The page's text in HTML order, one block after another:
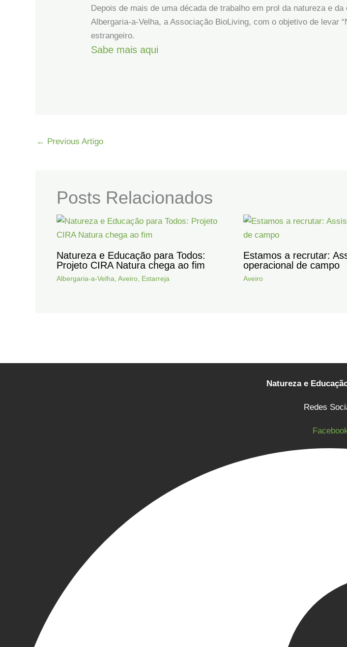
Depois de mais de uma década de trabalho em prol da natureza e
Albergaria-a-Velha, a Associação BioLiving, com o objetivo de levar
estrangeiro.
Sabe mais aqui
← Previous Artigo
Posts Relacionados
Natureza e Educação para Todos:
Projeto CIRA Natura chega ao fim
Albergaria-a-Velha Aveiro, Estarreja
Estamos a recrutar:
operacional de campo
Aveiro
Natureza e
Redes